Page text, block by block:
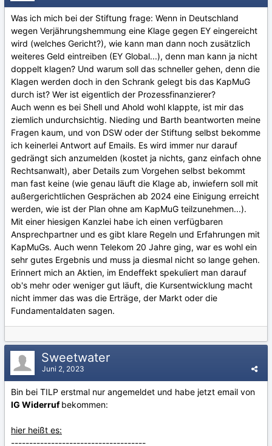
Was ich mich bei der Stiftung frage: Wenn in Deutschland
wegen Verjährungshemmung eine Klage gegen EY eingereicht
wird (welches Gericht?), wie kann man dann noch zusätzlich
weiteres Geld eintreiben (EY Global...), denn man kann ja nicht
doppelt klagen? Und warum soll das schneller gehen, denn die
Klagen werden doch in den Schrank gelegt bis das KapMuG
durch ist? Wer ist eigentlich der Prozessfinanzierer?
Auch wenn es bei Shell und Ahold wohl klappte, ist mir das
ziemlich undurchsichtig. Nieding und Barth beantworten meine
Fragen kaum, und von DSW oder der Stiftung selbst bekomme
ich keinerlei Antwort auf Emails. Es wird immer nur darauf
gedrängt sich anzumelden (kostet ja nichts, ganz einfach ohne
Rechtsanwalt), aber Details zum Vorgehen selbst bekommt
man fast keine (wie genau läuft die Klage ab, inwiefern soll mit
außergerichtlichen Gesprächen ab 2024 eine Einigung erreicht
werden, wie ist der Plan ohne am KapMuG teilzunehmen...).
Mit einer hiesigen Kanzlei habe ich einen verfügbaren
Ansprechpartner und es gibt klare Regeln und Erfahrungen mit
KapMuGs. Auch wenn Telekom 20 Jahre ging, war es wohl ein
sehr gutes Ergebnis und muss ja diesmal nicht so lange gehen.
Erinnert mich an Aktien, im Endeffekt spekuliert man darauf
ob's mehr oder weniger gut läuft, die Kursentwicklung macht
nicht immer das was die Erträge, der Markt oder die
Fundamentaldaten sagen.
Sweetwater
Juni 2, 2023
Bin bei TILP erstmal nur angemeldet und habe jetzt email von
IG Widerrufbekommen:
hier heißt es:
-------------------------------------